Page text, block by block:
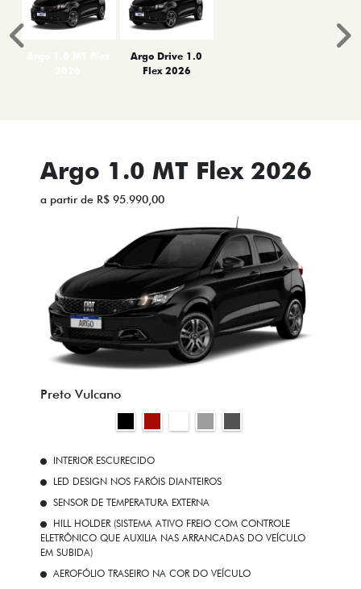
Argo Drive 1.0
Flex 2026
Anterior
Argo 1.0 MT Flex 2026
a partir de R$ 95.990,00
Preto Vulcano
INTERIOR ESCURECIDO
LED DESIGN NOS FARÓIS DIANTEIROS
SENSOR DE TEMPERATURA EXTERNA
HILL HOLDER (SISTEMA ATIVO FREIO COM CONTROLE
ELETRÔNICO QUE AUXILIA NAS ARRANCADAS DO VEÍCULO
EM SUBIDA)
AEROFÓLIO TRASEIRO NA COR DO VEÍCULO